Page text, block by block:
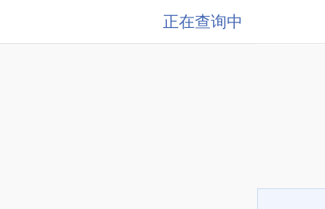
正在查询中